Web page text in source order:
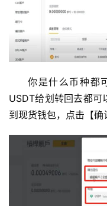
你是什么币种都
USDT给划转回去都可
到现货钱包，点击【确